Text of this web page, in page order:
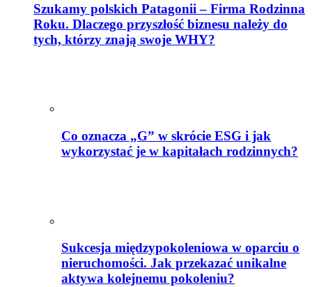
Szukamy polskich Patagonii – Firma Rodzinna
Roku. Dlaczego przyszłość biznesu należy do
tych, którzy znają swoje WHY?
Co oznacza „G” w skrócie ESG i jak
wykorzystać je w kapitałach rodzinnych?
Sukcesja międzypokoleniowa w oparciu o
nieruchomości. Jak przekazać unikalne
aktywa kolejnemu pokoleniu?